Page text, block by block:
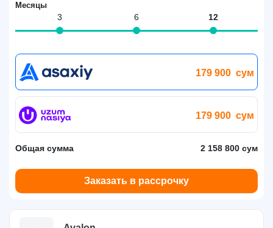
Месяцы
3 6 12
179 900 сум
179 900 сум
Общая сумма 2 158 800 сум
Заказать в рассрочку